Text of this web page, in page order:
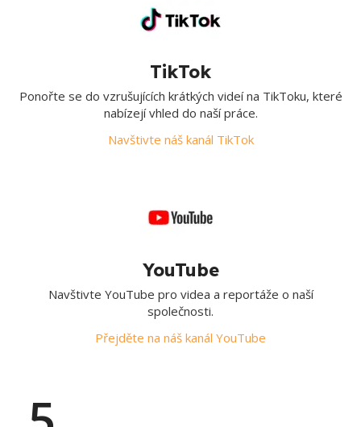
TikTok
Ponořte se do vzrušujících krátkých videí na TikToku, které
nabízejí vhled do naší práce.
Navštivte náš kanál TikTok
YouTube
Navštivte YouTube pro videa a reportáže o naší
společnosti.
Přejděte na náš kanál YouTube